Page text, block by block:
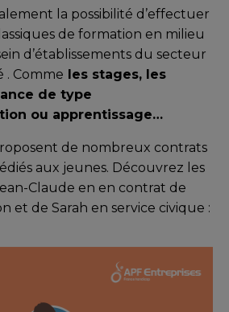
la possibilité d’effectuer
de formation en milieu
d’établissements du secteur
. Comme les stages, les
de type
ou apprentissage…
de nombreux contrats
aux jeunes. Découvrez les
Claude en en contrat de
et de Sarah en service civique :